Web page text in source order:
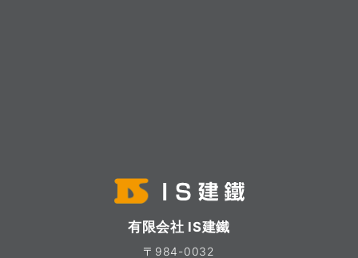
有限会社 IS建鐵
〒984-0032